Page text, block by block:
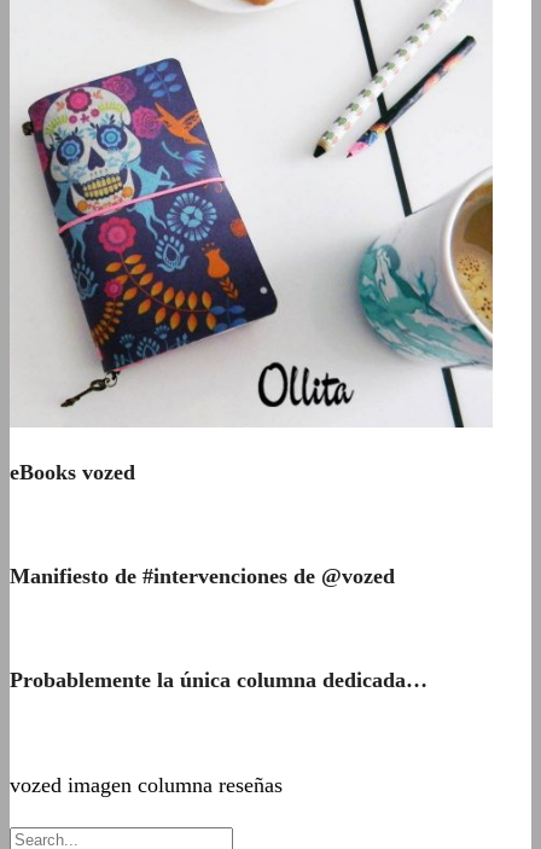
eBooks vozed
Manifiesto de #intervenciones de @vozed
Probablemente la única columna dedicada…
vozed imagen columna reseñas